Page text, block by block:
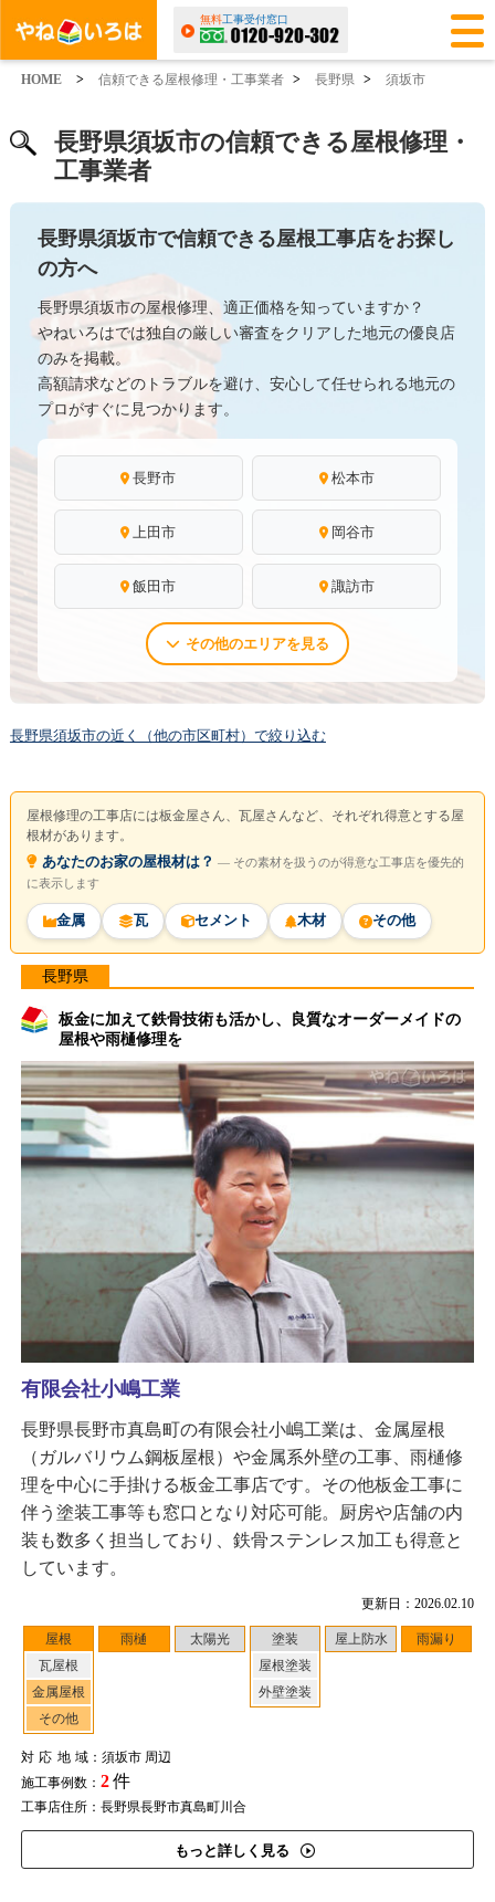
無料工事受付窓口
HOME > 信頼できる屋根修理・工事業者 > 長野県 > 須坂市
長野県須坂市の信頼できる屋根修理・
工事業者
長野県須坂市で信頼できる屋根工事店をお探し
の方へ
長野県須坂市の屋根修理、適正価格を知っていますか？
やねいろはでは独自の厳しい審査をクリアした地元の優良店
のみを掲載。
高額請求などのトラブルを避け、安心して任せられる地元の
プロがすぐに見つかります。
長野市 松本市
上田市 岡谷市
飯田市 諏訪市
その他のエリアを見る
長野県須坂市の近く（他の市区町村）で絞り込む
屋根修理の工事店には板金屋さん、瓦屋さんなど、それぞれ得意とする屋
根材があります。
あなたのお家の屋根材は？ ― その素材を扱うのが得意な工事店を優先的
に表示します
金属 瓦 セメント 木材 その他
長野県
板金に加えて鉄骨技術も活かし、良質なオーダーメイドの
屋根や雨樋修理を
更新日：2026.02.10
屋根
瓦屋根
金属屋根
その他
雨樋 太陽光
塗装
屋根塗装
外壁塗装
屋上防水 雨漏り
対応地域：須坂市 周辺
施工事例数： 2件
工事店住所：長野県長野市真島町川合
もっと詳しく見る
有限会社小嶋工業
長野県長野市真島町の有限会社小嶋工業は、金属屋根
（ガルバリウム鋼板屋根）や金属系外壁の工事、雨樋修
理を中心に手掛ける板金工事店です。その他板金工事に
伴う塗装工事等も窓口となり対応可能。厨房や店舗の内
装も数多く担当しており、鉄骨ステンレス加工も得意と
しています。